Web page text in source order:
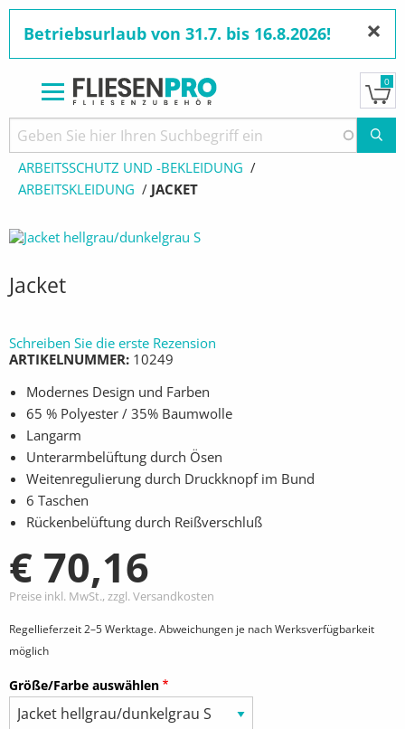
zum
Inhalt
Betriebsurlaub von 31.7. bis 16.8.2026! ×
0
Pfadnavigation
STARTSEITE
PRODUKTE
ARBEITSSCHUTZ UND -BEKLEIDUNG
ARBEITSKLEIDUNG
AKTUELL:
JACKET
Jacket
Schreiben Sie die erste Rezension
ARTIKELNUMMER 10249
Modernes Design und Farben
65 % Polyester / 35% Baumwolle
Langarm
Unterarmbelüftung durch Ösen
Weitenregulierung durch Druckknopf im Bund
6 Taschen
Rückenbelüftung durch Reißverschluß
€ 70,16
Preise inkl. MwSt., zzgl. Versandkosten
Regellieferzeit 2–5 Werktage. Abweichungen je nach Werksverfügbarkeit
möglich
Größe/Farbe auswählen